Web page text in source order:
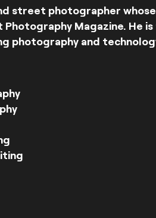
street photographer
Magazine. He
photography and